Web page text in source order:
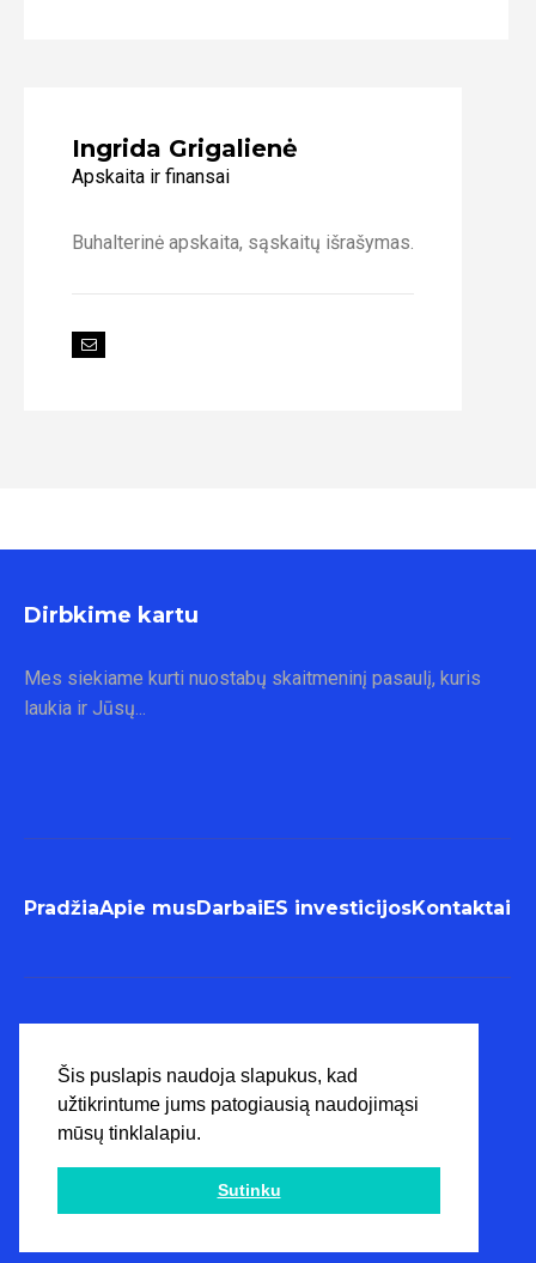
Šis puslapis naudoja slapukus, kad
užtikrintume jums patogiausią naudojimąsi
mūsų tinklalapiu.
Sutinku
Ingrida Grigalienė
Apskaita ir finansai
Buhalterinė apskaita, sąskaitų išrašymas.
Dirbkime kartu
Mes siekiame kurti nuostabų skaitmeninį pasaulį, kuris
laukia ir Jūsų...
PradžiaApie musDarbaiES investicijosKontaktai
taisyklės.